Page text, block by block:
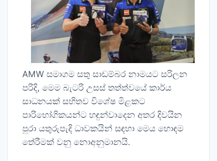
AMW සමාගම සතු සාඩම්බර නාමයට සරිලන
පරිදි, මෙම බැටරි උසස් තත්ත්වයේ කාර්ය
සාධනයක් සහිතව විශේෂ මිළකට
පාරිභෝගිකයන්ට හඳුන්වාදෙන අතර දිවයින
පුරා යතුරුපැදි ධාවකයින් සඳහා මෙය හොඳම
තේරීමක් වනු නොඅනුමානයි.